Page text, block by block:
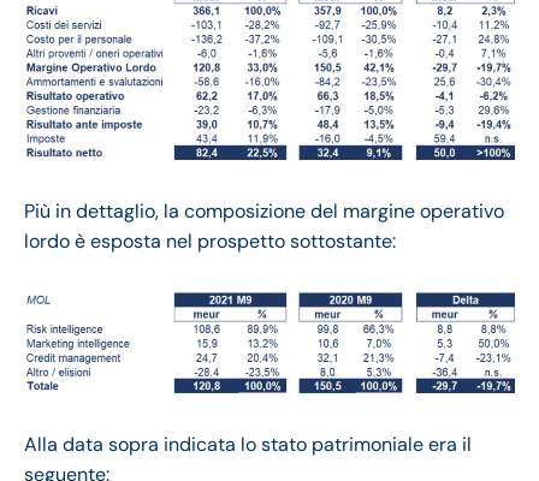
Più in dettaglio, la composizione del margine operativo
lordo è esposta nel prospetto sottostante:
Alla data sopra indicata lo stato patrimoniale era il
seguente: